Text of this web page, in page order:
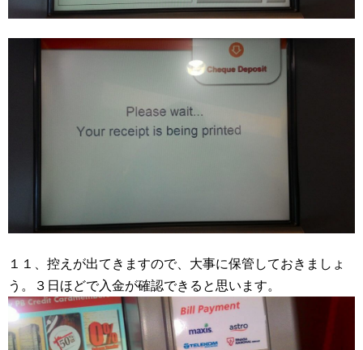
１１、控えが出てきますので、大事に保管しておきましょ
う。３日ほどで入金が確認できると思います。